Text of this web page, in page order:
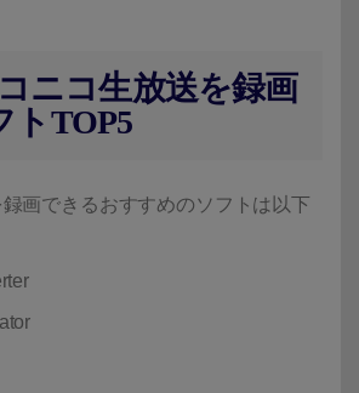
ニコ生放送を録画
トTOP5
画できるおすすめのソフトは以下